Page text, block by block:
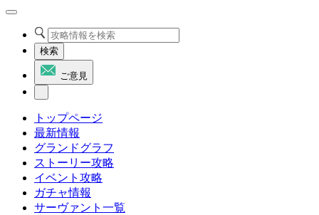
検索
ご意見
トップページ
最新情報
グランドグラフ
ストーリー攻略
イベント攻略
ガチャ情報
サーヴァント一覧